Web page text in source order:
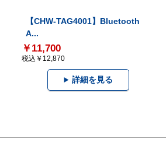
【CHW-TAG4001】Bluetooth
A...
￥11,700
税込￥12,870
詳細を見る